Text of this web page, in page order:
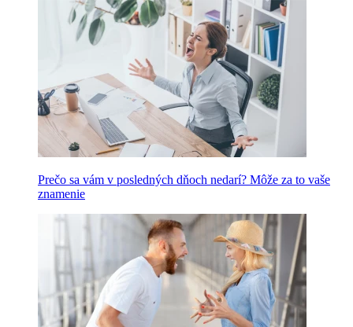
Prečo sa vám v posledných dňoch nedarí? Môže za to vaše
znamenie